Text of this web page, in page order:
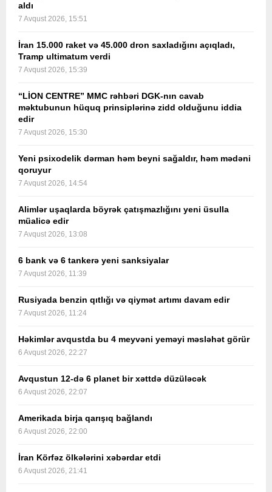
aldı
7 Avqust 2026, 15:51
İran 15.000 raket və 45.000 dron saxladığını açıqladı,
Tramp ultimatum verdi
7 Avqust 2026, 15:39
“LİON CENTRE” MMC rəhbəri DGK-nın cavab
məktubunun hüquq prinsiplərinə zidd olduğunu iddia
edir
7 Avqust 2026, 15:30
Yeni psixodelik dərman həm beyni sağaldır, həm mədəni
qoruyur
7 Avqust 2026, 14:54
Alimlər uşaqlarda böyrək çatışmazlığını yeni üsulla
müalicə edir
7 Avqust 2026, 13:08
6 bank və 6 tankerə yeni sanksiyalar
7 Avqust 2026, 11:39
Rusiyada benzin qıtlığı və qiymət artımı davam edir
7 Avqust 2026, 11:24
Həkimlər avqustda bu 4 meyvəni yeməyi məsləhət görür
6 Avqust 2026, 22:27
Avqustun 12-də 6 planet bir xəttdə düzüləcək
6 Avqust 2026, 22:07
Amerikada birja qarışıq bağlandı
6 Avqust 2026, 22:00
İran Körfəz ölkələrini xəbərdar etdi
6 Avqust 2026, 21:41